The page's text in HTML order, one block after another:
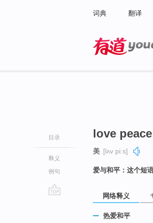
词典 翻译
目录
释义
例句
love peace
美 [lʌv piːs]
爱与和平：这个短
网络释义
热爱和平